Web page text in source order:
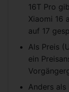
16T Pro
Xiaomi 16
auf 17
Als Preis
ein
Anders